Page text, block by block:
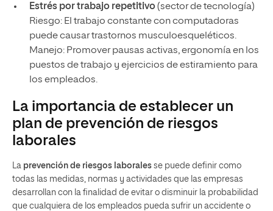
Estrés por trabajo repetitivo(sector de tecnología)
Riesgo: El trabajo constante con computadoras
puede causar trastornos musculoesqueléticos.
Manejo: Promover pausas activas, ergonomía en los
puestos de trabajo y ejercicios de estiramiento para
los empleados.
La importancia de establecer un
plan de prevención de riesgos
laborales
La prevención de riesgos laborales se puede definir como
todas las medidas, normas y actividades que las empresas
desarrollan con la finalidad de evitar o disminuir la probabilidad
que cualquiera de los empleados pueda sufrir un accidente o